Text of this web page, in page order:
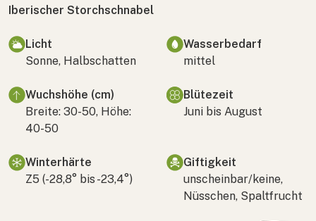
Iberischer Storchschnabel
Licht
Sonne, Halbschatten
Wasserbedarf
mittel
Wuchshöhe (cm)
Breite: 30-50, Höhe:
40-50
Blütezeit
Juni bis August
Winterhärte
Z5 (-28,8° bis -23,4°)
Giftigkeit
unscheinbar/keine,
Nüsschen, Spaltfrucht